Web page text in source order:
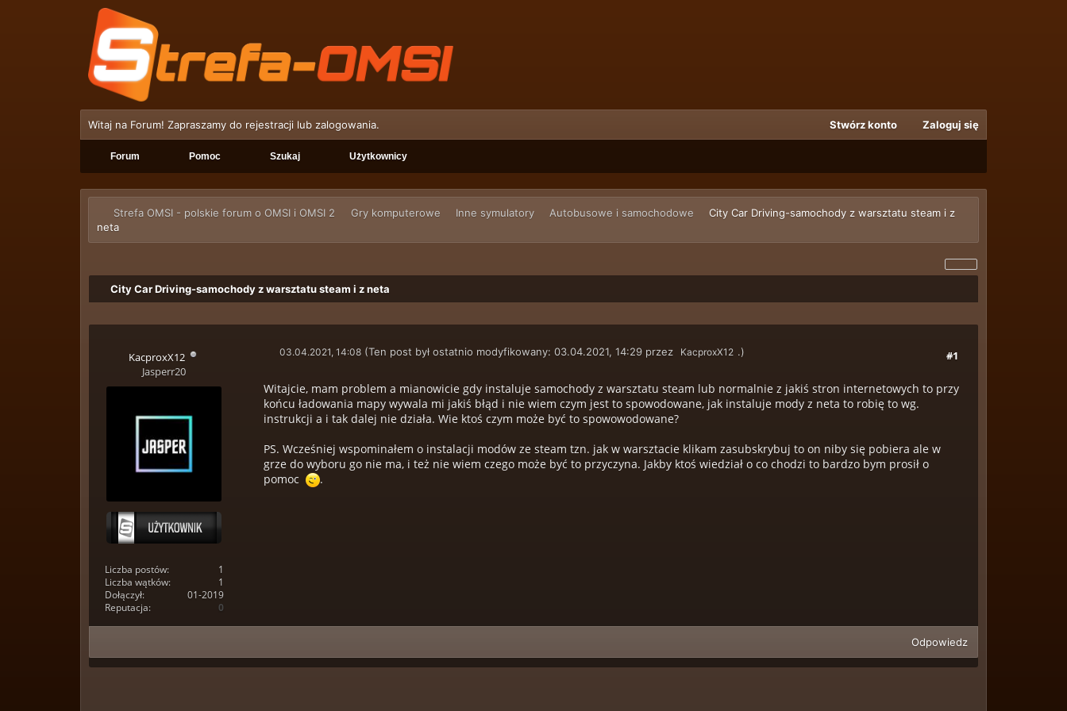
Witaj na Forum! Zapraszamy do rejestracji lub zalogowania. Stwórz konto Zaloguj się
Forum Pomoc Szukaj Użytkownicy
Strefa OMSI - polskie forum o OMSI i OMSI 2 Gry komputerowe Inne symulatory Autobusowe i samochodowe
City Car Driving-samochody z warsztatu steam i z
neta
City Car Driving-samochody z warsztatu steam i z neta
KacproxX12
Jasperr20
Liczba postów:
1
Liczba wątków:
1
Dołączył:
01-2019
Reputacja:
0
#1
03.04.2021, 14:08 (Ten post był ostatnio modyfikowany: 03.04.2021, 14:29 przez KacproxX12 .)
Witajcie, mam problem a mianowicie gdy instaluje samochody z warsztatu steam lub normalnie z jakiś stron internetowych to przy
końcu ładowania mapy wywala mi jakiś błąd i nie wiem czym jest to spowodowane, jak instaluje mody z neta to robię to wg.
instrukcji a i tak dalej nie działa. Wie ktoś czym może być to spowowodowane?
PS. Wcześniej wspominałem o instalacji modów ze steam tzn. jak w warsztacie klikam zasubskrybuj to on niby się pobiera ale w
grze do wyboru go nie ma, i też nie wiem czego może być to przyczyna. Jakby ktoś wiedział o co chodzi to bardzo bym prosił o
pomoc
.
Odpowiedz